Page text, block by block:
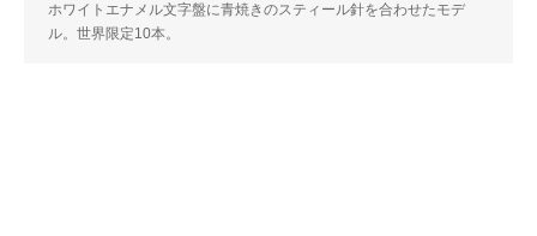
ホワイトエナメル文字盤に青焼きのスティール針を合わせたモデ
ル。世界限定10本。